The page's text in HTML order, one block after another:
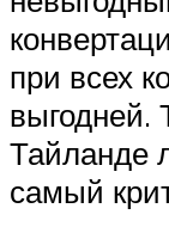
при всех
выгодней.
Тайланде
самый